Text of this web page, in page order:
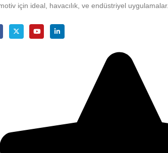
için ideal, havacılık, ve endüstriyel uygulamalar.